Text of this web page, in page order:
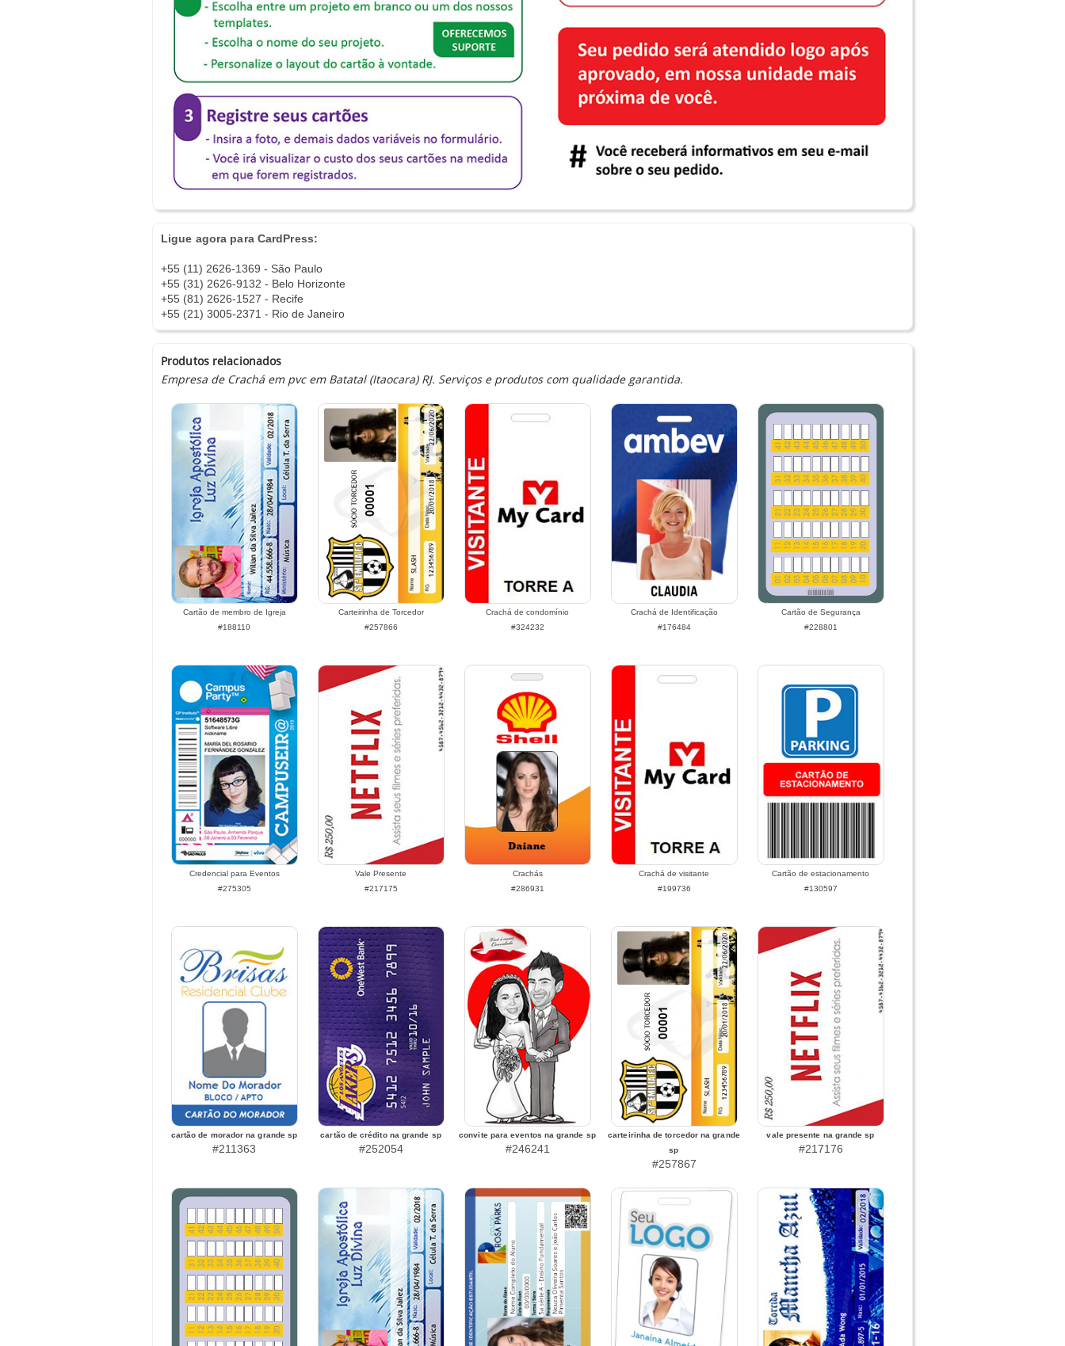
Ligue agora para CardPress:
+55 (11) 2626-1369 - São Paulo
+55 (31) 2626-9132 - Belo Horizonte
+55 (81) 2626-1527 - Recife
+55 (21) 3005-2371 - Rio de Janeiro
Produtos relacionados
Empresa de Crachá em pvc em Batatal (Itaocara) RJ. Serviços e produtos com qualidade garantida.
Cartão de membro de Igreja
#188110
Carteirinha de Torcedor
#257866
Crachá de condomínio
#324232
Crachá de Identificação
#176484
Cartão de Segurança
#228801
Credencial para Eventos
#275305
Vale Presente
#217175
Crachás
#286931
Crachá de visitante
#199736
Cartão de estacionamento
#130597
cartão de morador na grande sp
#211363
cartão de crédito na grande sp
#252054
convite para eventos na grande sp
#246241
carteirinha de torcedor na grande
sp
#257867
vale presente na grande sp
#217176